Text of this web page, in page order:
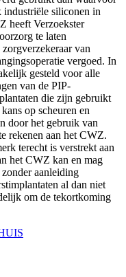
siliconen in
heeft Verzoekster
te laten
van
vergoed. In
gesteld voor alle
van de PIP-
die zijn gebruikt
op scheuren en
door het gebruik van
rekenen aan het CWZ.
terecht is verstrekt aan
het CWZ kan en mag
aanleiding
al dan niet
om de tekortkoming